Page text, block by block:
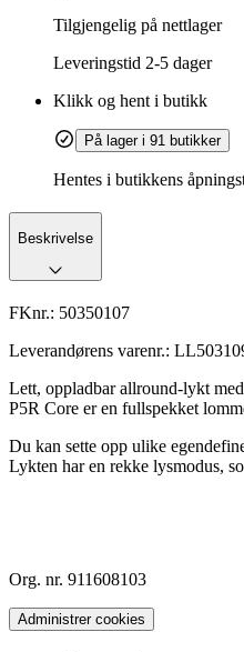
Tilgjengelig på nettlager
Leveringstid 2-5 dager
Klikk og hent i butikk
På lager i 91 butikker
Hentes i butikkens
Beskrivelse
FKnr.: 50350107
Leverandørens varenr.:
Lett, oppladbar allround-lykt
P5R Core er en fullspekket
Du kan sette opp ulike
Lykten har en rekke lysmodus,
Org. nr. 911608103
Administrer cookies